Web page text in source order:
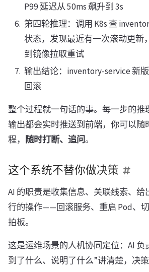
P99 延迟从 50ms 飙升到 3s
第四轮推理：调用 K8s 查
状态，发现最近有一次滚动更新
到镜像拉取重试
输出结论：inventory-service 新
回滚
整个过程就一句话的事。每一步的推
输出都会实时推送到前端，你可以随
程，
随时打断、追问。
这个系统不替你做决策
AI 的职责是收集信息、关联线索、
行的操作——回滚服务、重启 Pod、
拍板。
这是运维场景的人机协同定位：AI 负
到了什么、说明了什么”讲清楚，决